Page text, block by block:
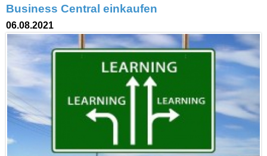
Business Central einkaufen
06.08.2021